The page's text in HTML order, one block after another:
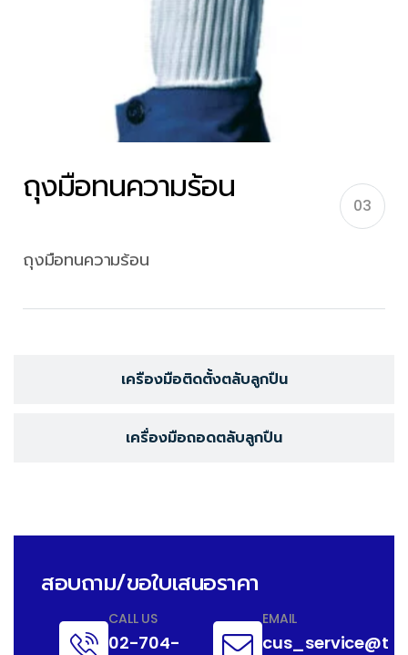
เครืองมือติดตั้งตลับลูกปืน
เครื่องมือถอดตลับลูกปืน
ถุงมือทนความร้อน 03
ถุงมือทนความร้อน
สอบถาม/ขอใบเสนอราคา
CALL US
02-704-
EMAIL
cus_service@t